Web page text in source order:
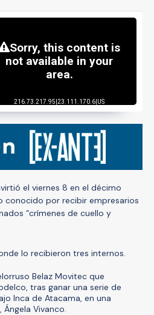
el viernes 8 en el décimo
conocido por recibir empresarios
“crímenes de cuello y
lo recibieron tres internos.
Belaz Movitec que
tras ganar una serie de
Inca de Atacama, en una
Vivanco.